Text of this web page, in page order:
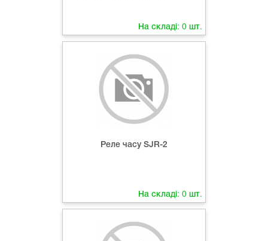
На складі: 0 шт.
Реле часу SJR-2
На складі: 0 шт.